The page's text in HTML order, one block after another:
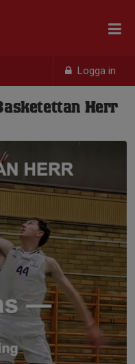
Logga in
Herr